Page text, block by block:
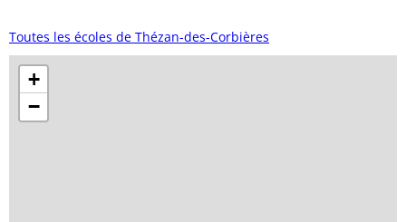
Toutes les écoles de Thézan-des-Corbières
+
−